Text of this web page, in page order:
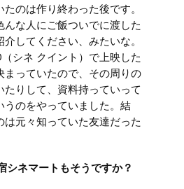
のは作り終わった後です。
な人にご飯ついでに渡した
してください、みたいな。
（シネ クイント）で上映した
まっていたので、その周りの
りして、資料持っていって
うのをやっていました。結
元々知っていた友達だった
シネマートもそうですか？